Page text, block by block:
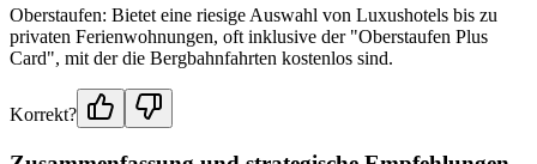
Oberstaufen: Bietet eine riesige Auswahl von Luxushotels bis zu
privaten Ferienwohnungen, oft inklusive der "Oberstaufen Plus
Card", mit der die Bergbahnfahrten kostenlos sind.
Korrekt?